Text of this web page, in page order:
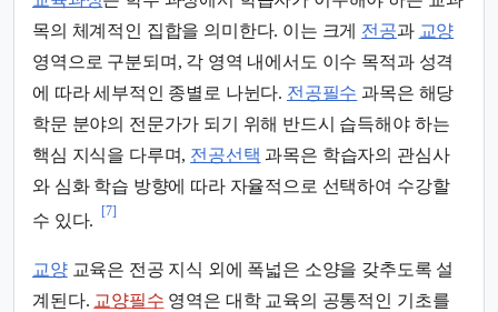
목의 체계적인 집합을 의미한다. 이는 크게 전공과 교양
영역으로 구분되며, 각 영역 내에서도 이수 목적과 성격
에 따라 세부적인 종별로 나뉜다. 전공필수 과목은 해당
학문 분야의 전문가가 되기 위해 반드시 습득해야 하는
핵심 지식을 다루며, 전공선택 과목은 학습자의 관심사
와 심화 학습 방향에 따라 자율적으로 선택하여 수강할
수 있다.
[7]
교양교육은 전공 지식 외에 폭넓은 소양을 갖추도록 설
계된다. 교양필수 영역은 대학 교육의 공통적인 기초를